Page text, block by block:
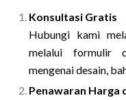
Konsultasi Gratis
Hubungi kami
melalui formulir
mengenai desain,
Penawaran Harga